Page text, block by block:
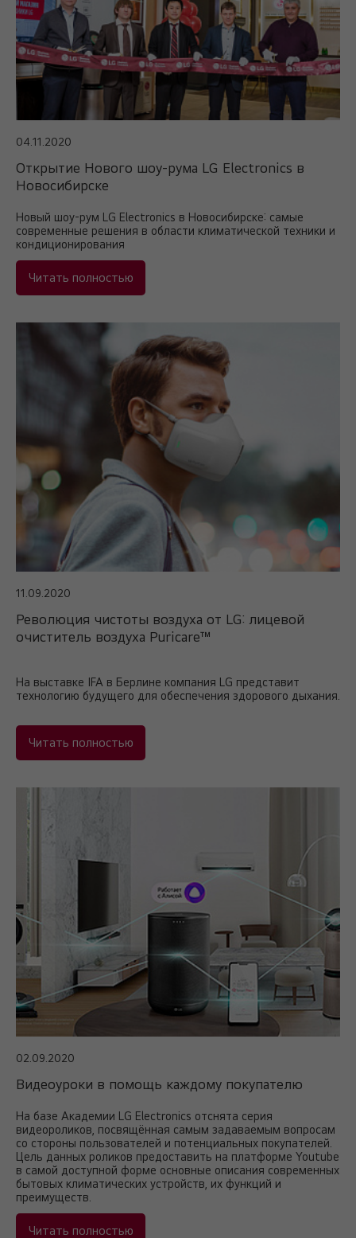
04.11.2020
Открытие Нового шоу-рума LG Electronics в
Новосибирске
Новый шоу-рум LG Electronics в Новосибирске: самые
современные решения в области климатической техники и
кондиционирования
Читать полностью
11.09.2020
Революция чистоты воздуха от LG: лицевой
очиститель воздуха Puricare™
На выставке IFA в Берлине компания LG представит
технологию будущего для обеспечения здорового дыхания.
Читать полностью
02.09.2020
Видеоуроки в помощь каждому покупателю
На базе Академии LG Electronics отснята серия
видеороликов, посвящённая самым задаваемым вопросам
со стороны пользователей и потенциальных покупателей.
Цель данных роликов предоставить на платформе Youtube
в самой доступной форме основные описания современных
бытовых климатических устройств, их функций и
преимуществ.
Читать полностью